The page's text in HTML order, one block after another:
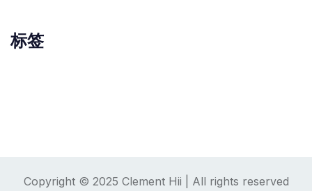
标签
Copyright © 2025 Clement Hii | All rights reserved